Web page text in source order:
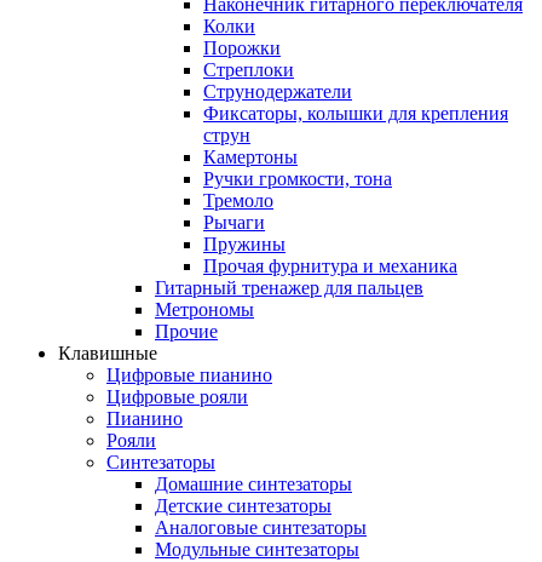
Наконечник гитарного переключателя
Колки
Порожки
Стреплоки
Струнодержатели
Фиксаторы, колышки для крепления
струн
Камертоны
Ручки громкости, тона
Тремоло
Рычаги
Пружины
Прочая фурнитура и механика
Гитарный тренажер для пальцев
Метрономы
Прочие
Клавишные
Цифровые пианино
Цифровые рояли
Пианино
Рояли
Синтезаторы
Домашние синтезаторы
Детские синтезаторы
Аналоговые синтезаторы
Модульные синтезаторы